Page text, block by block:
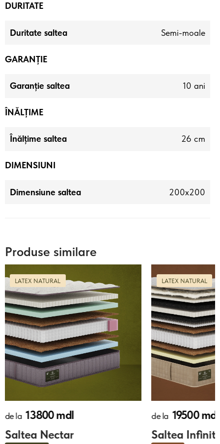
DURITATE
Duritate saltea Semi-moale
GARANȚIE
Garanție saltea 10 ani
ÎNĂLȚIME
Înălțime saltea 26 cm
DIMENSIUNI
Dimensiune saltea 200x200
Produse similare
LATEX NATURAL
de la 13800 mdl
Saltea Nectar
LATEX NATURAL
de la 19500 mdl
Saltea